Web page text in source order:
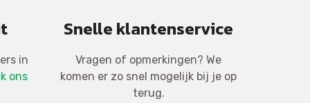
in
ons
Snelle klantenservice
Vragen of opmerkingen? We
komen er zo snel mogelijk bij je op
terug.